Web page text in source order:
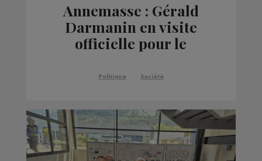
Annemasse : Gérald
Darmanin en visite
officielle pour le
Politique Société